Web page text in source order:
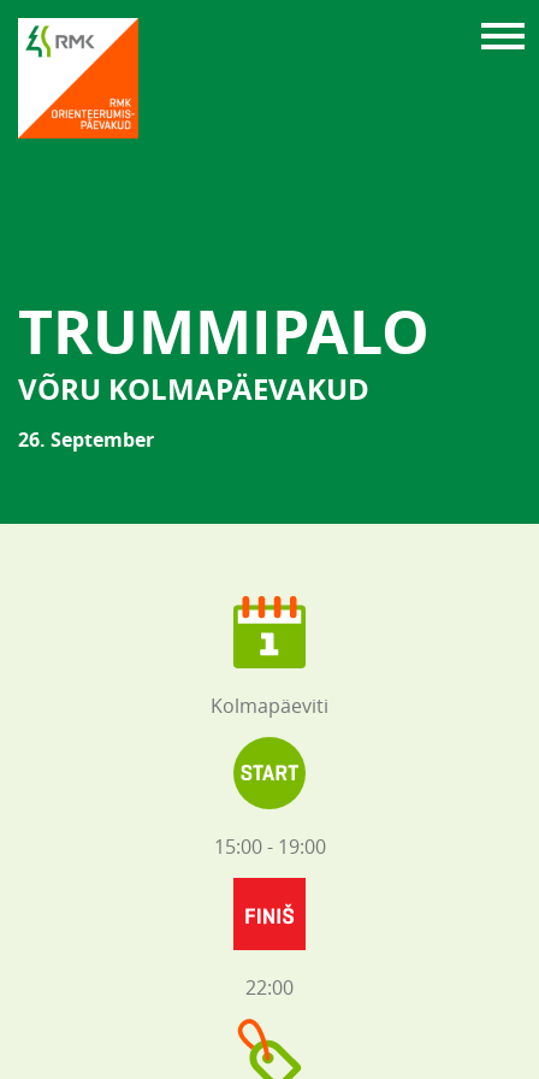
TRUMMIPALO
VÕRU KOLMAPÄEVAKUD
26. September
Kolmapäeviti
15:00 - 19:00
22:00